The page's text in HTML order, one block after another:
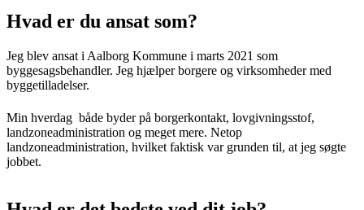
Hvad er du ansat som?
Jeg blev ansat i Aalborg Kommune i marts 2021 som
byggesagsbehandler. Jeg hjælper borgere og virksomheder med
byggetilladelser.
Min hverdag både byder på borgerkontakt, lovgivningsstof,
landzoneadministration og meget mere. Netop
landzoneadministration, hvilket faktisk var grunden til, at jeg søgte
jobbet.